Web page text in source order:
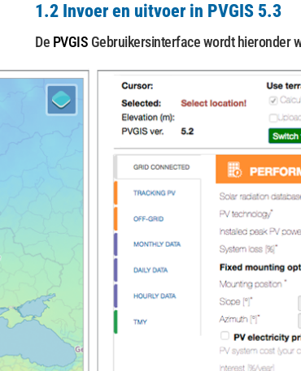
1.2 Invoer en uitvoer in PVGIS 5.3
De PVGIS Gebruikersinterface wordt hieronder